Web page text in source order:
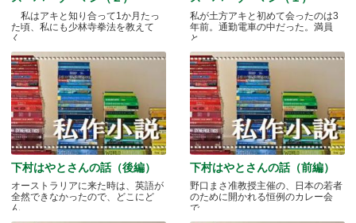
私はアキと知り合って1か月たっ
た頃、私にも少林寺拳法を教えて
く.....
私が土方アキと初めて会ったのは3
年前。通勤電車の中だった。満員
と.....
下村はやとさんの話（後編）
オーストラリアに来た時は、英語が
全然できなかったので、どこにど
ん.....
下村はやとさんの話（前編）
野口まさ准教授主催の、日本の若者
のために開かれる恒例のカレー会
で.....